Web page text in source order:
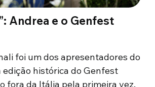
Andrea e o Genfest
foi um dos apresentadores do
edição histórica do Genfest
fora da Itália pela primeira vez.